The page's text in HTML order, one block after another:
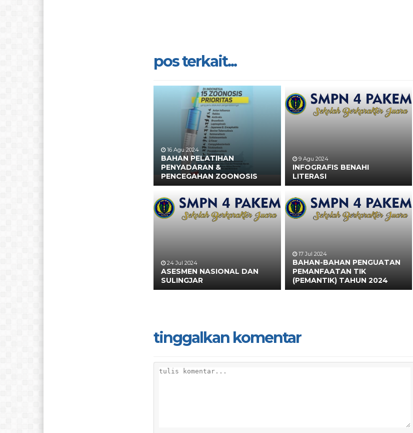
pos terkait...
16 Agu 2024
BAHAN PELATIHAN
PENYADARAN &
PENCEGAHAN ZOONOSIS
9 Agu 2024
INFOGRAFIS BENAHI
LITERASI
24 Jul 2024
ASESMEN NASIONAL DAN
SULINGJAR
17 Jul 2024
BAHAN-BAHAN PENGUATAN
PEMANFAATAN TIK
(PEMANTIK) TAHUN 2024
tinggalkan komentar